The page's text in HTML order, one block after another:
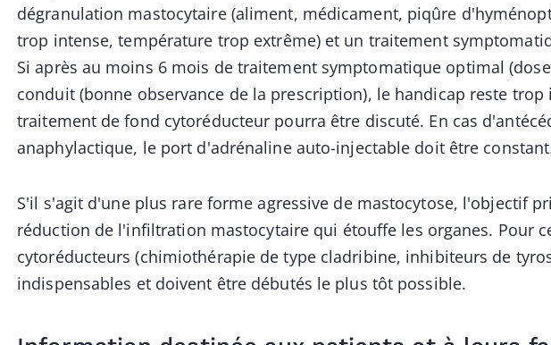
dégranulation mastocytaire (aliment, médicament, piqûre
trop intense, température trop extrême) et un traitement
Si après au moins 6 mois de traitement symptomatique optimal
conduit (bonne observance de la prescription), le handicap reste trop
traitement de fond cytoréducteur pourra être discuté. En cas
anaphylactique, le port d'adrénaline auto-injectable doit être
S'il s'agit d'une plus rare forme agressive de mastocytose, l'objectif
réduction de l'infiltration mastocytaire qui étouffe les organes. Pour
cytoréducteurs (chimiothérapie de type cladribine, inhibiteurs de
indispensables et doivent être débutés le plus tôt possible.